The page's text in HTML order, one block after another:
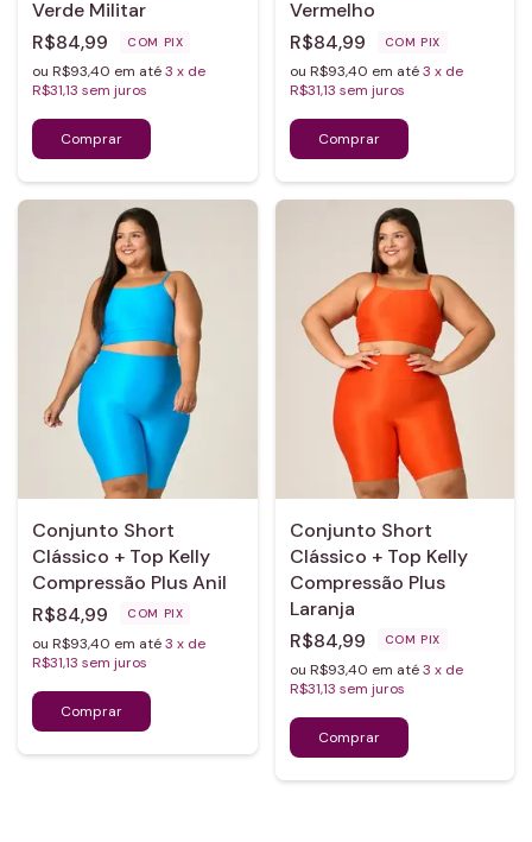
Verde Militar
R$84,99
COM PIX
ou R$93,40 em até3 x de
R$31,13 sem juros
Vermelho
R$84,99
COM PIX
ou R$93,40 em até3 x de
R$31,13 sem juros
Conjunto Short
Clássico + Top Kelly
Compressão Plus Anil
R$84,99
COM PIX
ou R$93,40 em até3 x de
R$31,13 sem juros
Conjunto Short
Clássico + Top Kelly
Compressão Plus
Laranja
R$84,99
COM PIX
ou R$93,40 em até3 x de
R$31,13 sem juros